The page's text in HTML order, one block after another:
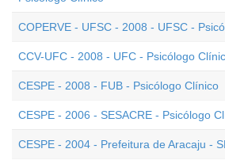
COPERVE - UFSC - 2008 - UFSC -
CCV-UFC - 2008 - UFC - Psicólogo
CESPE - 2008 - FUB - Psicólogo Clínico
CESPE - 2006 - SESACRE - Psicólogo
CESPE - 2004 - Prefeitura de Aracaju -